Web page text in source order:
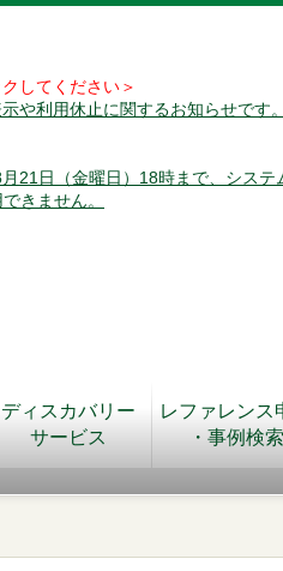
してください＞
や利用休止に関するお知らせです。
21日（金曜日）18時まで、システ
きません。
ディスカバリー
サービス
レファレンス
・事例検索